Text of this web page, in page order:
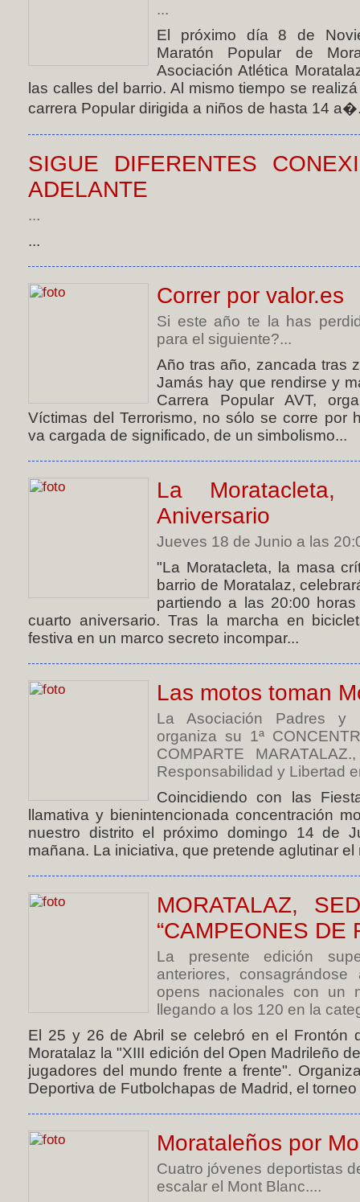
...
El próximo día 8 de
Maratón Popular de
Asociación Atlética
las calles del barrio. Al mismo tiempo se
carrera Popular dirigida a niños de hasta 14
SIGUE DIFERENTES
ADELANTE
...
...
Correr por valor.es
Si este año te la has
para el siguiente?...
Año tras año, zancada tras
Jamás hay que rendirse y
Carrera Popular AVT,
Víctimas del Terrorismo, no sólo se corre por
va cargada de significado, de un simbolismo...
La
Aniversario
Jueves 18 de Junio a las
"La Moratacleta, la masa
barrio de Moratalaz,
partiendo a las 20:00
cuarto aniversario. Tras la marcha en
festiva en un marco secreto incompar...
Las motos toman
La Asociación Padres y
organiza su 1ª
COMPARTE
Responsabilidad y Libertad
Coincidiendo con las
llamativa y bienintencionada concentración
nuestro distrito el próximo domingo 14 de
mañana. La iniciativa, que pretende aglutinar
MORATALAZ,
“CAMPEONES DE
La presente edición
anteriores,
opens nacionales con un
llegando a los 120 en la
El 25 y 26 de Abril se celebró en el Frontón
Moratalaz la "XIII edición del Open Madrileño
jugadores del mundo frente a frente".
Deportiva de Futbolchapas de Madrid, el
Morataleños por
Cuatro jóvenes deportistas
escalar el Mont Blanc....